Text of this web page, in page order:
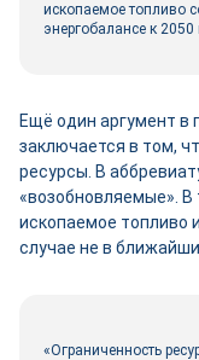
ископаемое топливо
энергобалансе к 2050
Ещё один аргумент в
заключается в том,
ресурсы. В
«возобновляемые».
ископаемое топливо
случае не в
«Ограниченность